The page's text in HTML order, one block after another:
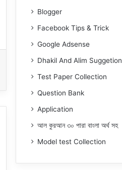
Blogger
Facebook Tips & Trick
Google Adsense
Dhakil And Alim Suggetion
Test Paper Collection
Question Bank
Application
আল কুরআন ৩০ পারা বাংলা অর্থ সহ
Model test Collection